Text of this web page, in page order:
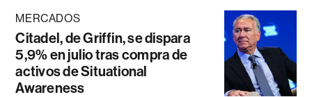
MERCADOS
Citadel, de Griffin, se dispara
5,9% en julio tras compra de
activos de Situational
Awareness